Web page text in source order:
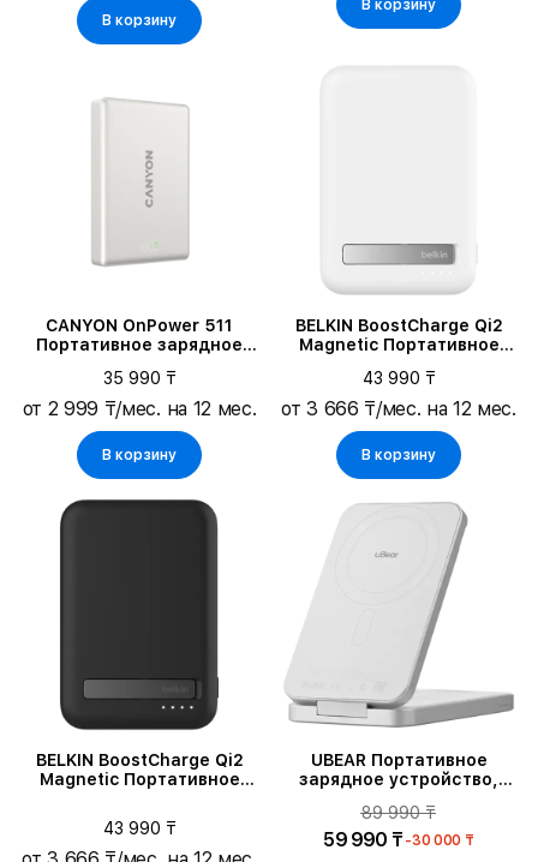
В корзину
В корзину
CANYON OnPower 511
Портативное зарядное
35 990 ₸
от 2 999 ₸/мес. на 12 мес.
В корзину
BELKIN BoostCharge Qi2
Magnetic Портативное
Белый
43 990 ₸
от 3 666 ₸/мес. на 12 мес.
В корзину
BELKIN BoostCharge Qi2
Magnetic Портативное
Чёрный
43 990 ₸
UBEAR Портативное
зарядное устройство,
89 990 ₸
59 990 ₸ -30 000 ₸